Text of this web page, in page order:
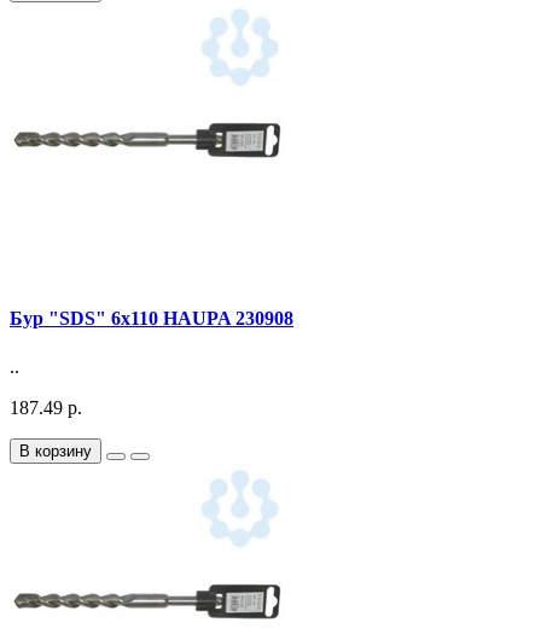
Бур "SDS" 6х110 HAUPA 230908
..
187.49 р.
В корзину